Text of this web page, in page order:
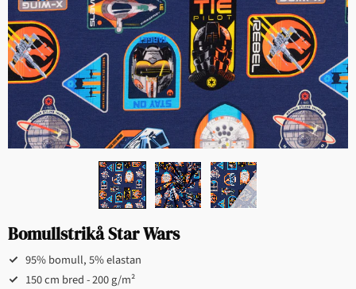
Bomullstrikå Star Wars
95% bomull, 5% elastan
150 cm bred - 200 g/m²